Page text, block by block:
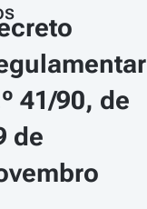
41/90, de
de